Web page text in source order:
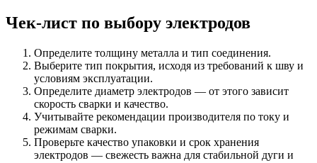
Чек-лист по выбору электродов
Определите толщину металла и тип соединения.
Выберите тип покрытия, исходя из требований к шву и
условиям эксплуатации.
Определите диаметр электродов — от этого зависит
скорость сварки и качество.
Учитывайте рекомендации производителя по току и
режимам сварки.
Проверьте качество упаковки и срок хранения
электродов — свежесть важна для стабильной дуги и